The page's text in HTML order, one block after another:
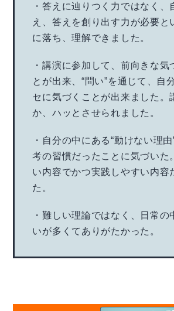
・答えに辿りつく力ではなく、
え、答えを創り出す力が必要と
に落ち、理解できました。
・講演に参加して、前向きな気
とが出来、“問い”を通じて、自
セに気づくことが出来ました。
か、ハッとさせられました。
・自分の中にある“動けない理
考の習慣だったことに気づいた
い内容でかつ実践しやすい内容
た。
・難しい理論ではなく、日常の
いが多くてありがたかった。